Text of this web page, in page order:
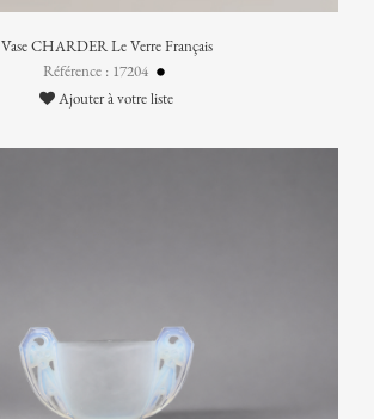
Vase CHARDER Le Verre Français
Référence : 17204
Ajouter à votre liste